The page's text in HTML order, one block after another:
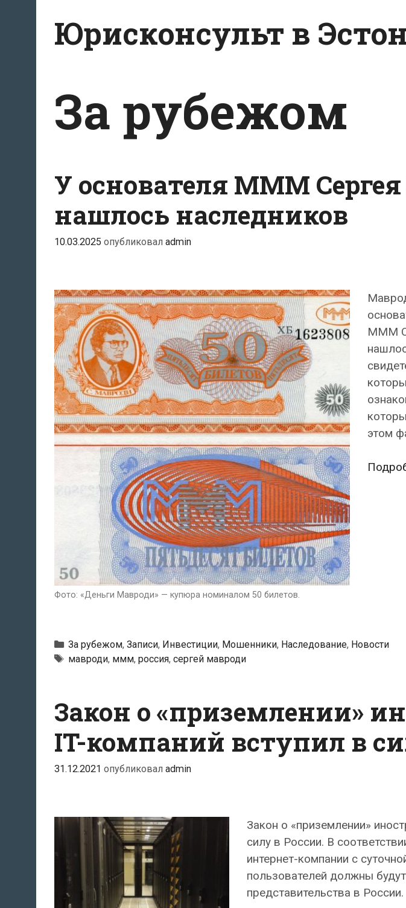
содержимому
Юрисконсульт в
За рубежом
У основателя МММ
нашлось наследников
10.03.2025 опубликовал admin
Фото: «Деньги Мавроди» — купюра номиналом 50 билетов.
МММ
этом
Рубрики
За рубежом, Записи, Инвестиции, Мошенники, Наследование, Новости
Тэги
мавроди, ммм, россия, сергей мавроди
Закон о «приземлении»
IT-компаний вступил в
31.12.2021 опубликовал admin
Закон о «приземлении»
силу в России. В
интернет-компании с
пользователей должны
представительства в России.